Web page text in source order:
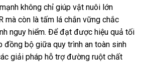
không chỉ giúp vật nuôi lớn
mà còn là tấm lá chắn vững chắc
nguy hiểm. Để đạt được hiệu quả tối
đồng bộ giữa quy trình an toàn sinh
giải pháp hỗ trợ đường ruột chất